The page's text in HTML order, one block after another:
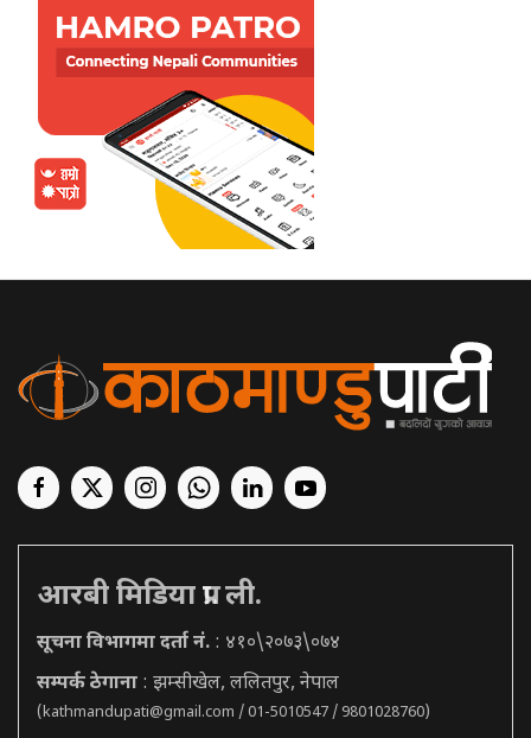
आरबी मिडिया प्रा. ली.
सूचना विभागमा दर्ता नं. : ४१०\२०७३\०७४
सम्पर्क ठेगाना : झम्सीखेल, ललितपुर, नेपाल
(kathmandupati@gmail.com / 01-5010547 / 9801028760)